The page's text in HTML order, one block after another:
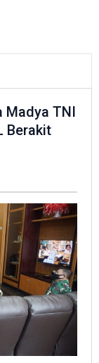
Madya TNI
Berakit